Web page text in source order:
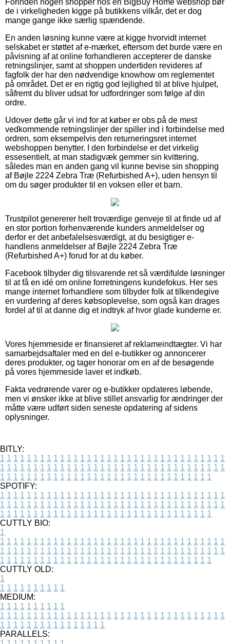
de i virkeligheden kigge på butikkens vilkår, det er dog
mange gange ikke særlig spændende.
En anden løsning kunne være at kigge hvorvidt internet
selskabet er støttet af e-mærket, eftersom det burde være en
påvisning af at online forhandleren accepterer de danske
retningslinjer, samt at shoppen undertiden revideres af
fagfolk der har den nødvendige knowhow om reglementet
på området. Det er en rigtig god lejlighed til at blive hjulpet,
såfremt du bliver udsat for udfordringer som følge af din
ordre.
Udover dette går vi ind for at køber er obs på de mest
vedkommende retningslinjer der spiller ind i forbindelse med
ordren, som eksempelvis den returneringsret internet
webshoppen benytter. I den forbindelse er det virkelig
essesentielt, at man stadigvæk gemmer sin kvittering,
således man en anden gang vil kunne bevise sin shopping
af Bøjle 2224 Zebra Træ (Refurbished A+), uden hensyn til
om du søger produkter til en voksen eller et barn.
Trustpilot genererer helt troværdige genveje til at finde ud af
en stor portion forhenværende kunders anmeldelser og
derfor er det anbefalelsesværdigt, at du besigtiger e-
handlens anmeldelser af Bøjle 2224 Zebra Træ
(Refurbished A+) forud for at du køber.
Facebook tilbyder dig tilsvarende ret så værdifulde løsninger
til at få en idé om online forretningens kundefokus. Her ses
mange internet forhandlere som tilbyder folk at tilkendegive
en vurdering af deres købsoplevelse, som også kan drages
fordel af til at danne dig et indtryk af hvor glade kunderne er.
Vores hjemmeside er finansieret af reklameindtægter. Vi har
samarbejdsaftaler med en del e-butikker og annoncerer
deres produkter, og tager honorar om en af de besøgende
på vores hjemmeside laver et indkøb.
Fakta vedrørende varer og e-butikker opdateres løbende,
men vi ønsker ikke at blive stillet ansvarlig for ændringer der
måtte være udført siden seneste opdatering af sidens
oplysninger.
BITLY:
1 1 1 1 1 1 1 1 1 1 1 1 1 1 1 1 1 1 1 1 1 1 1 1 1 1 1 1 1 1 1 1 1 1
1 1 1 1 1 1 1 1 1 1 1 1 1 1 1 1 1 1 1 1 1 1 1 1 1 1 1 1 1 1 1 1 1 1
1 1 1 1 1 1 1 1 1 1 1 1 1 1 1 1 1 1 1 1 1 1 1 1 1 1 1 1 1 1 1 1
SPOTIFY:
1 1 1 1 1 1 1 1 1 1 1 1 1 1 1 1 1 1 1 1 1 1 1 1 1 1 1 1 1 1 1 1 1 1
1 1 1 1 1 1 1 1 1 1 1 1 1 1 1 1 1 1 1 1 1 1 1 1 1 1 1 1 1 1 1 1 1 1
1 1 1 1 1 1 1 1 1 1 1 1 1 1 1 1 1 1 1 1 1 1 1 1 1 1 1 1 1 1 1 1
CUTTLY BIO:
1
1 1 1 1 1 1 1 1 1 1 1 1 1 1 1 1 1 1 1 1 1 1 1 1 1 1 1 1 1 1 1 1 1 1
1 1 1 1 1 1 1 1 1 1 1 1 1 1 1 1 1 1 1 1 1 1 1 1 1 1 1 1 1 1 1 1 1 1
1 1 1 1 1 1 1 1 1 1 1 1 1 1 1 1 1 1 1 1 1 1 1 1 1 1 1 1 1 1 1 1
CUTTLY OLD:
1
1 1 1 1 1 1 1 1 1 1
MEDIUM:
1 1 1 1 1 1 1 1 1 1
1 1 1 1 1 1 1 1 1 1 1 1 1 1 1 1 1 1 1 1 1 1 1 1 1 1 1 1 1 1 1 1 1 1
1 1 1 1 1 1 1 1 1 1 1 1 1 1 1 1
PARALLELS: